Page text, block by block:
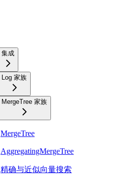
集成
Log 家族
MergeTree 家族
MergeTree
AggregatingMergeTree
精确与近似向量搜索